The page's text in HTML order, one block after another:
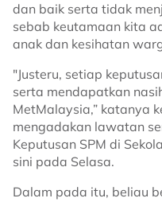
dan baik serta tidak
sebab keutamaan kita
anak dan kesihatan
"Justeru, setiap
serta mendapatkan
MetMalaysia,” katanya
mengadakan lawatan
Keputusan SPM di
sini pada Selasa.
Dalam pada itu, beliau